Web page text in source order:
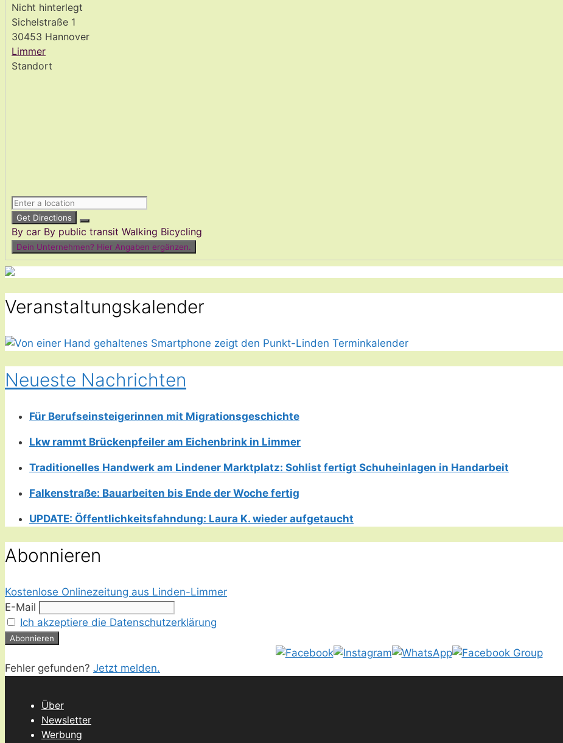
Nicht hinterlegt
Sichelstraße 1
30453 Hannover
Limmer
Standort
Get Directions
By car By public transit Walking Bicycling
Dein Unternehmen? Hier Angaben ergänzen.
Veranstaltungskalender
Neueste Nachrichten
Für Berufseinsteigerinnen mit Migrationsgeschichte
Lkw rammt Brückenpfeiler am Eichenbrink in Limmer
Traditionelles Handwerk am Lindener Marktplatz: Sohlist fertigt Schuheinlagen in Handarbeit
Falkenstraße: Bauarbeiten bis Ende der Woche fertig
UPDATE: Öffentlichkeitsfahndung: Laura K. wieder aufgetaucht
Abonnieren
Kostenlose Onlinezeitung aus Linden-Limmer
E-Mail
Ich akzeptiere die Datenschutzerklärung
Fehler gefunden? Jetzt melden.
Über
Newsletter
Werbung